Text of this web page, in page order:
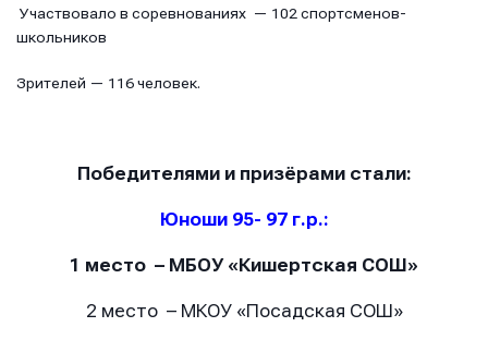
Участвовало в соревнованиях — 102 спортсменов-
школьников
Зрителей — 116 человек.
Победителями и призёрами стали:
Юноши 95- 97 г.р.:
1 место – МБОУ «Кишертская СОШ»
2 место – МКОУ «Посадская СОШ»